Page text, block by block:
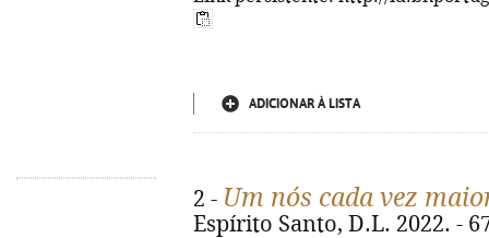
ADICIONAR À LISTA
2 - Um nós cada vez
Espírito Santo, D.L. 2022. -